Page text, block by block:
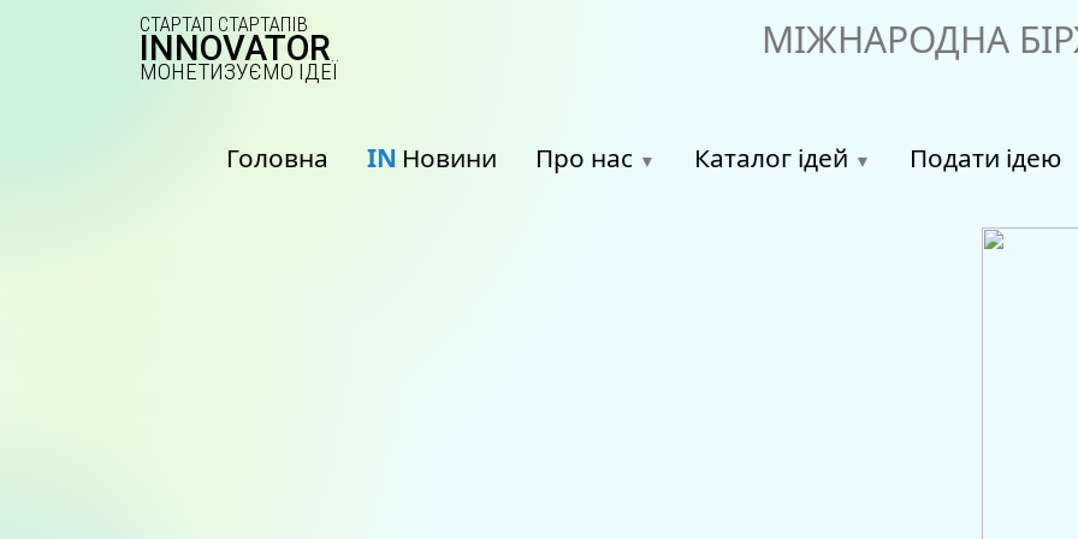
СТАРТАП СТАРТАПІВ
INNOVATOR
МОНЕТИЗУЄМО ІДЕЇ
МІЖНАРОДНА
Головна IN Новини Про нас Каталог ідей Подати ідею